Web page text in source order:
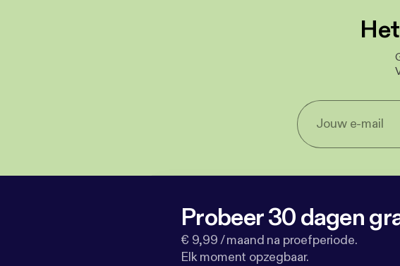
Probeer 30 dagen
€ 9,99 / maand na proefperiode.
Elk moment opzegbaar.